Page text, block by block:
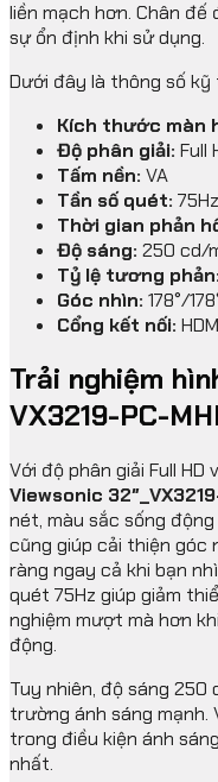
liền mạch hơn. Chân
sự ổn định khi sử dụng.
Dưới đây là thông số
Kích thước màn
Độ phân giải: Full
Tấm nền: VA
Tần số quét: 75Hz
Thời gian phản
Độ sáng: 250 cd/
Tỷ lệ tương phản:
Góc nhìn: 178°/
Cổng kết nối:
Trải nghiệm
VX3219-PC-
Với độ phân giải Full HD
Viewsonic
nét, màu sắc sống
cũng giúp cải thiện góc
ràng ngay cả khi bạn
quét 75Hz giúp giảm
nghiệm mượt mà hơn
động.
Tuy nhiên, độ sáng
trường ánh sáng mạnh.
trong điều kiện ánh
nhất.